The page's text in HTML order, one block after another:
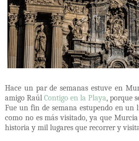
Hace un par de semanas estuve en
amigo Raúl Contigo en la Playa, porque
Fue un fin de semana estupendo en un
como no es más visitado, ya que
historia y mil lugares que recorrer y